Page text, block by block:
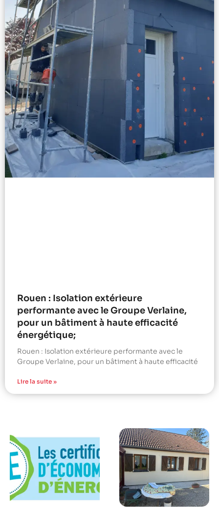
Rouen : Isolation extérieure
performante avec le Groupe Verlaine,
pour un bâtiment à haute efficacité
énergétique;
Rouen : Isolation extérieure performante avec le
Groupe Verlaine, pour un bâtiment à haute efficacité
Lire la suite »